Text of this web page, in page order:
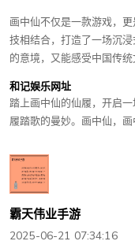
画中仙不仅是一款游戏，
技相结合，打造了一场沉
的意境，又能感受中国传统
和记娱乐网址
踏上画中仙的仙履，开启
履踏歌的曼妙。画中仙，画
霸天伟业手游
2025-06-21 07:34:16